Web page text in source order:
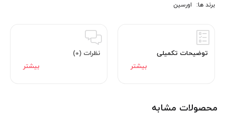
برند ها: اورسین
توضیحات تکمیلی نظرات (0)
محصولات مشابه